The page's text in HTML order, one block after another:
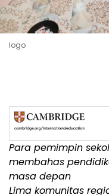
logo
Para pemimpin
membahas
masa depan
Lima komunitas